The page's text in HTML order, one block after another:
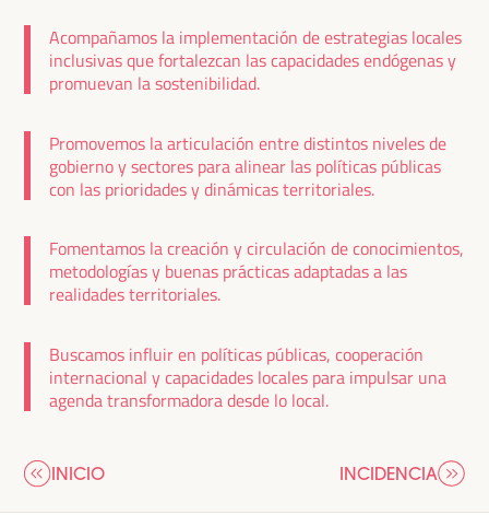
Acompañamos la implementación de estrategias locales
inclusivas que fortalezcan las capacidades endógenas y
promuevan la sostenibilidad.
Promovemos la articulación entre distintos niveles de
gobierno y sectores para alinear las políticas públicas
con las prioridades y dinámicas territoriales.
Fomentamos la creación y circulación de conocimientos,
metodologías y buenas prácticas adaptadas a las
realidades territoriales.
Buscamos influir en políticas públicas, cooperación
internacional y capacidades locales para impulsar una
agenda transformadora desde lo local.
INICIO INCIDENCIA